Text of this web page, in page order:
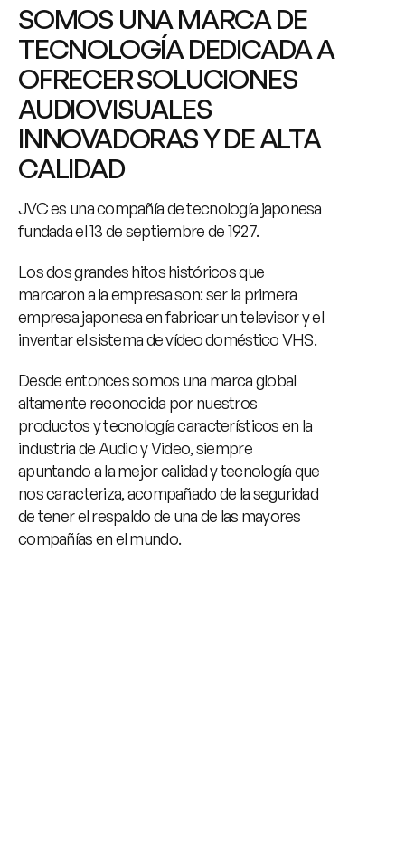
SOMOS UNA MARCA DE
TECNOLOGÍA DEDICADA A
OFRECER SOLUCIONES
AUDIOVISUALES
INNOVADORAS Y DE ALTA
CALIDAD
JVC es una compañía de tecnología japonesa
fundada el 13 de septiembre de 1927.
Los dos grandes hitos históricos que
marcaron a la empresa son: ser la primera
empresa japonesa en fabricar un televisor y el
inventar el sistema de vídeo doméstico VHS.
Desde entonces somos una marca global
altamente reconocida por nuestros
productos y tecnología característicos en la
industria de Audio y Video, siempre
apuntando a la mejor calidad y tecnología que
nos caracteriza, acompañado de la seguridad
de tener el respaldo de una de las mayores
compañías en el mundo.